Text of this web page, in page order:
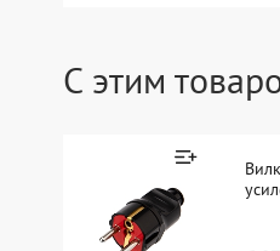
С этим